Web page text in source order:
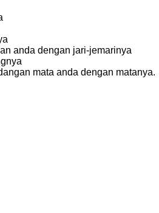
anda dengan jari-jemarinya
mata anda dengan matanya.